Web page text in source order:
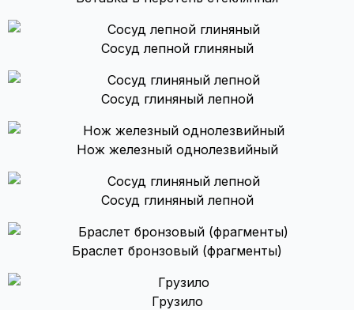
Сосуд лепной глиняный
Сосуд глиняный лепной
Нож железный однолезвийный
Сосуд глиняный лепной
Браслет бронзовый (фрагменты)
Грузило